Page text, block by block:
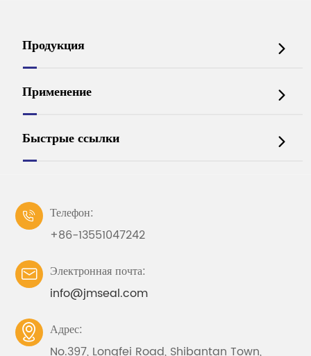
Продукция 
Применение 
Быстрые ссылки 

Телефон:
+86-13551047242

Электронная почта:
info@jmseal.com

Адрес:
No.397, Longfei Road, Shibantan Town,